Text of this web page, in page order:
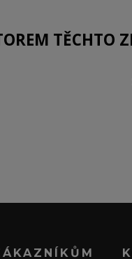
TĚCHTO